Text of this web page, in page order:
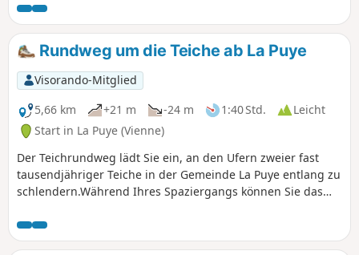
Étang de la Gabrière und zum Étang de
Gabriau.
Rundweg um die Teiche ab La Puye
Visorando-Mitglied
5,66 km
+21 m -24 m 1:40 Std.
Leicht
Start in La Puye (Vienne)
Der Teichrundweg lädt Sie ein, an den Ufern zweier fast
tausendjähriger Teiche in der Gemeinde La Puye entlang zu
schlendern.Während Ihres Spaziergangs können Sie das
Puye, das heute das Mutterhaus der Kongregation der
Töchter vom Kreuz ist, aus verschiedenen Blickwinkeln